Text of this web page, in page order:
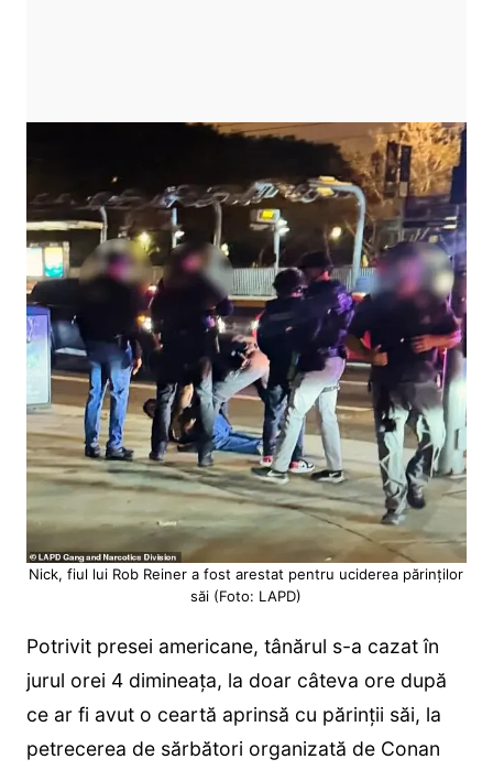
Nick, fiul lui Rob Reiner a fost arestat pentru uciderea părinților
săi (Foto: LAPD)
Potrivit presei americane, tânărul s-a cazat în
jurul orei 4 dimineața, la doar câteva ore după
ce ar fi avut o ceartă aprinsă cu părinții săi, la
petrecerea de sărbători organizată de Conan